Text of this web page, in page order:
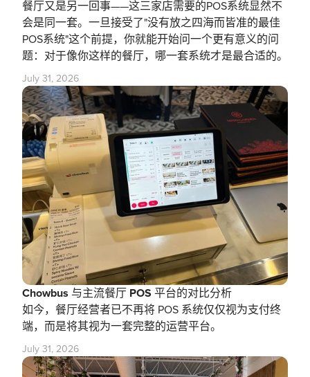
餐厅又是另一回事——这三家店需要的POS系统显然不
会是同一套。一旦接受了"没有放之四海而皆准的最佳
POS系统"这个前提，你就能开始问一个更有意义的问
题：对于像你这样的餐厅，哪一套系统才是最合适的。
July 31, 2026
Chowbus 与主流餐厅 POS 平台的对比分析
如今，餐厅经营者已不再将 POS 系统仅仅视为支付终
端，而是将其视为一套完整的运营平台。
July 31, 2026